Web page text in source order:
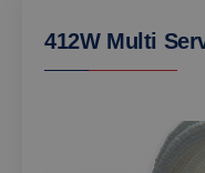
412W Multi